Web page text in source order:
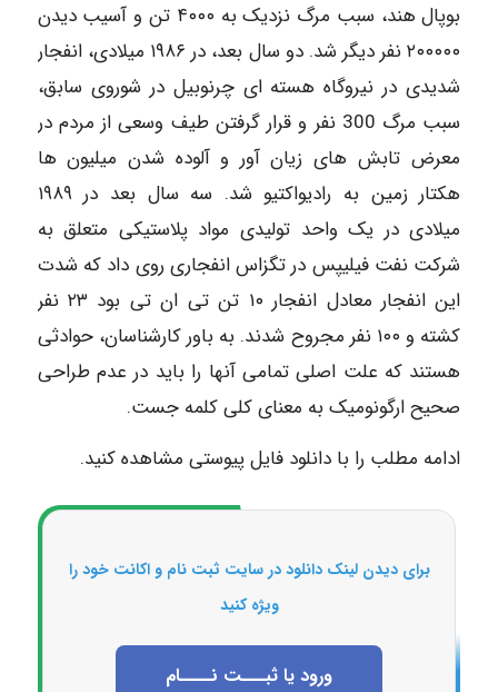
بوپال هند، سبب مرگ نزدیک به ۴۰۰۰ تن و آسیب دیدن
۲۰۰۰۰۰ نفر دیگر شد. دو سال بعد، در ۱۹۸۶ میلادی، انفجار
شدیدی در نیروگاه هسته ای چرنوبیل در شوروی سابق،
سبب مرگ 300 نفر و قرار گرفتن طیف وسعی از مردم در
معرض تابش های زیان آور و آلوده شدن میلیون ها
هکتار زمین به رادیواکتیو شد. سه سال بعد در ۱۹۸۹
میلادی در یک واحد تولیدی مواد پلاستیکی متعلق به
شرکت نفت فیلیپس در تگزاس انفجاری روی داد که شدت
این انفجار معادل انفجار ۱۰ تن تی ان تی بود ۲۳ نفر
کشته و ۱۰۰ نفر مجروح شدند. به باور کارشناسان، حوادثی
هستند که علت اصلی تمامی آنها را باید در عدم طراحی
صحیح ارگونومیک به معنای کلی کلمه جست.
ادامه مطلب را با دانلود فایل پیوستی مشاهده کنید.
برای دیدن لینک دانلود در سایت ثبت نام و اکانت خود را
ویژه کنید
ورود یا ثبـــت نــــام